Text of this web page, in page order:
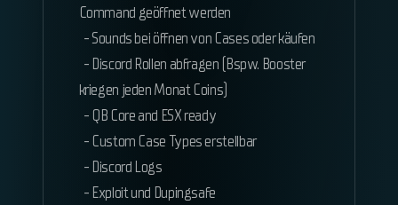
Command geöffnet werden
- Sounds bei öffnen von Cases oder käufen
- Discord Rollen abfragen (Bspw. Booster
kriegen jeden Monat Coins)
- QB Core and ESX ready
- Custom Case Types erstellbar
- Discord Logs
- Exploit und Dupingsafe